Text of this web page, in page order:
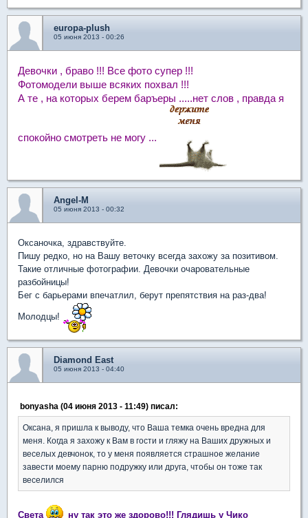
europa-plush
05 июня 2013 - 00:26
Девочки , браво !!! Все фото супер !!!
Фотомодели выше всяких похвал !!!
А те , на которых берем баръеры .....нет слов , правда я
спокойно смотреть не могу ...
Angel-M
05 июня 2013 - 00:32
Оксаночка, здравствуйте.
Пишу редко, но на Вашу веточку всегда захожу за позитивом.
Такие отличные фотографии. Девочки очаровательные
разбойницы!
Бег с барьерами впечатлил, берут препятствия на раз-два!
Молодцы!
Diamond East
05 июня 2013 - 04:40
bonyasha (04 июня 2013 - 11:49) писал:
Оксана, я пришла к выводу, что Ваша темка очень вредна для
меня. Когда я захожу к Вам в гости и гляжу на Ваших дружных и
веселых девчонок, то у меня появляется страшное желание
завести моему парню подружку или друга, чтобы он тоже так
веселился
Света
ну так это же здорово!!! Глядишь у Чико